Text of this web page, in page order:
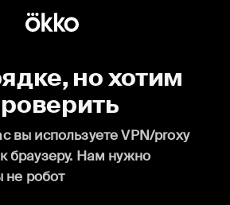
но хотим
вы используете VPN/proxy
браузеру. Нам нужно
не робот